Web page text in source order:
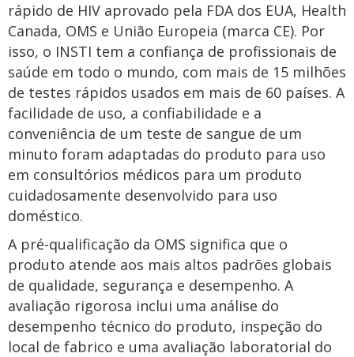
rápido de HIV aprovado pela FDA dos EUA, Health
Canada, OMS e União Europeia (marca CE). Por
isso, o INSTI tem a confiança de profissionais de
saúde em todo o mundo, com mais de 15 milhões
de testes rápidos usados em mais de 60 países. A
facilidade de uso, a confiabilidade e a
conveniência de um teste de sangue de um
minuto foram adaptadas do produto para uso
em consultórios médicos para um produto
cuidadosamente desenvolvido para uso
doméstico.
A pré-qualificação da OMS significa que o
produto atende aos mais altos padrões globais
de qualidade, segurança e desempenho. A
avaliação rigorosa inclui uma análise do
desempenho técnico do produto, inspeção do
local de fabrico e uma avaliação laboratorial do